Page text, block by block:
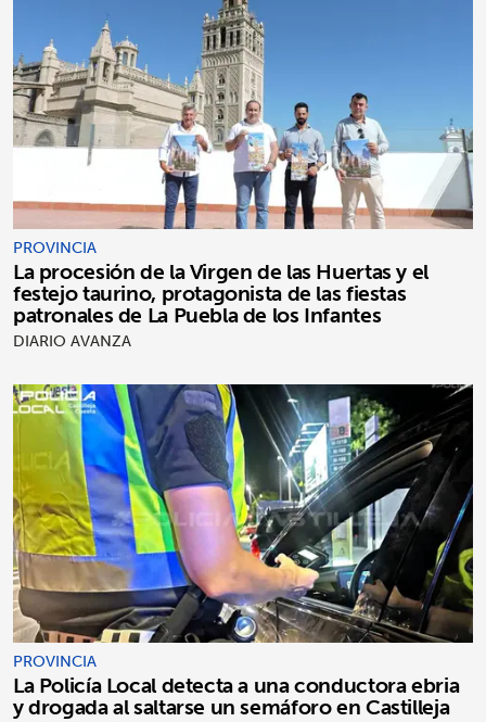
PROVINCIA
La procesión de la Virgen de las Huertas y el
festejo taurino, protagonista de las fiestas
patronales de La Puebla de los Infantes
DIARIO AVANZA
PROVINCIA
La Policía Local detecta a una conductora ebria
y drogada al saltarse un semáforo en Castilleja